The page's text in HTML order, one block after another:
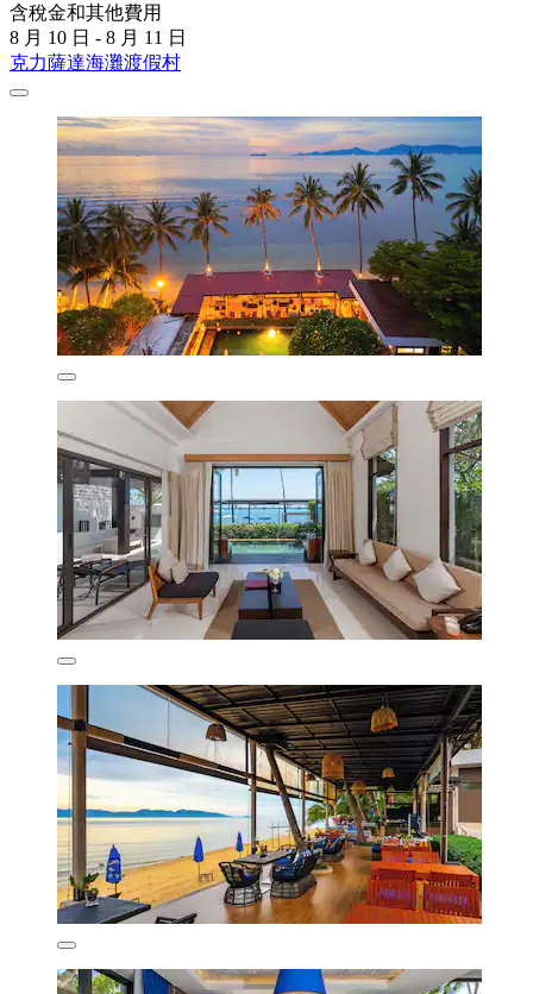
含稅金和其他費用
8 月 10 日 - 8 月 11 日
克力薩達海灘渡假村